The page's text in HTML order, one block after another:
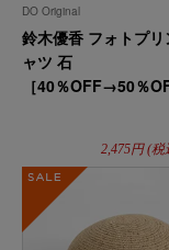
DO Original
鈴木優香 フォトプ
ャツ 石
［40％OFF→50％
2,475円(税